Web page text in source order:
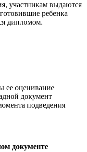
участникам выдаются
ребенка
дипломом.
ее оценивание
документ
подведения
документе